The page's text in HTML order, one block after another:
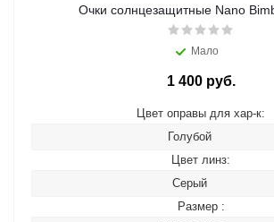
Очки солнцезащитные Nano
Мало
1 400 руб.
Цвет оправы для хар-к:
Голубой
Цвет линз:
Серый
Размер :